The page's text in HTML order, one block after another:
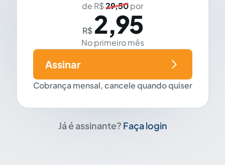
de R$29,50por
R$ 2,95
No primeiro mês
Cobrança mensal, cancele quando quiser
Assinar
Já é assinante? Faça login